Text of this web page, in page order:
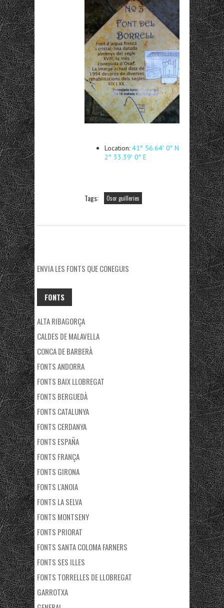
Location: 41° 56.64′ 0″ N
2° 33.39′ 0″ E
Tags: Osor guilleries
ENVIA LES FONTS QUE CONEGUIS
FONTS
ALTA RIBAGORÇA
CALDES DE MALAVELLA
CONCA DE BARBERÀ
FONTS ANDORRA
FONTS BAIX LLOBREGAT
FONTS BERGUEDÀ
FONTS CATALUNYA
FONTS CERDANYA
FONTS ESPAÑA
FONTS FRANÇA
FONTS GIRONA
FONTS L'ANOIA
FONTS LA SELVA
FONTS MONTSENY
FONTS PRIORAT
FONTS SANTA COLOMA FARNERS
FONTS SES ILLES
FONTS TORRELLES DE LLOBREGAT
GARROTXA